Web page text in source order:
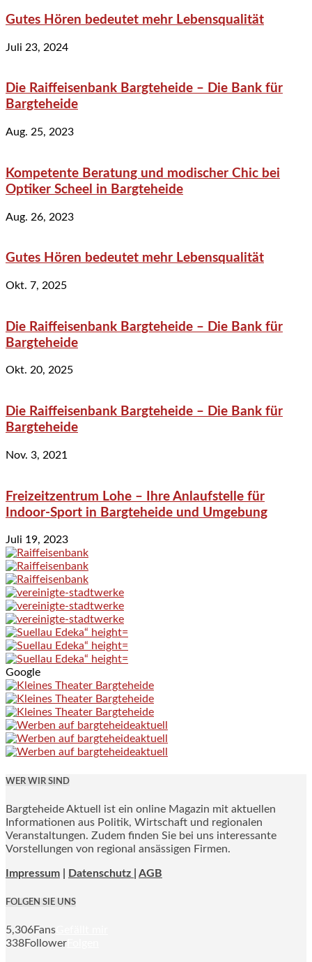
Gutes Hören bedeutet mehr Lebensqualität
Juli 23, 2024
Die Raiffeisenbank Bargteheide – Die Bank für
Bargteheide
Aug. 25, 2023
Kompetente Beratung und modischer Chic bei
Optiker Scheel in Bargteheide
Aug. 26, 2023
Gutes Hören bedeutet mehr Lebensqualität
Okt. 7, 2025
Die Raiffeisenbank Bargteheide – Die Bank für
Bargteheide
Okt. 20, 2025
Die Raiffeisenbank Bargteheide – Die Bank für
Bargteheide
Nov. 3, 2021
Freizeitzentrum Lohe – Ihre Anlaufstelle für
Indoor-Sport in Bargteheide und Umgebung
Juli 19, 2023
Google
WER WIR SIND
Bargteheide Aktuell ist ein online Magazin mit aktuellen
Informationen aus Politik, Wirtschaft und regionalen
Veranstaltungen. Zudem finden Sie bei uns interessante
Vorstellungen von regional ansässigen Firmen.
Impressum Datenschutz | AGB
FOLGEN SIE UNS
5,306Fans
338Follower